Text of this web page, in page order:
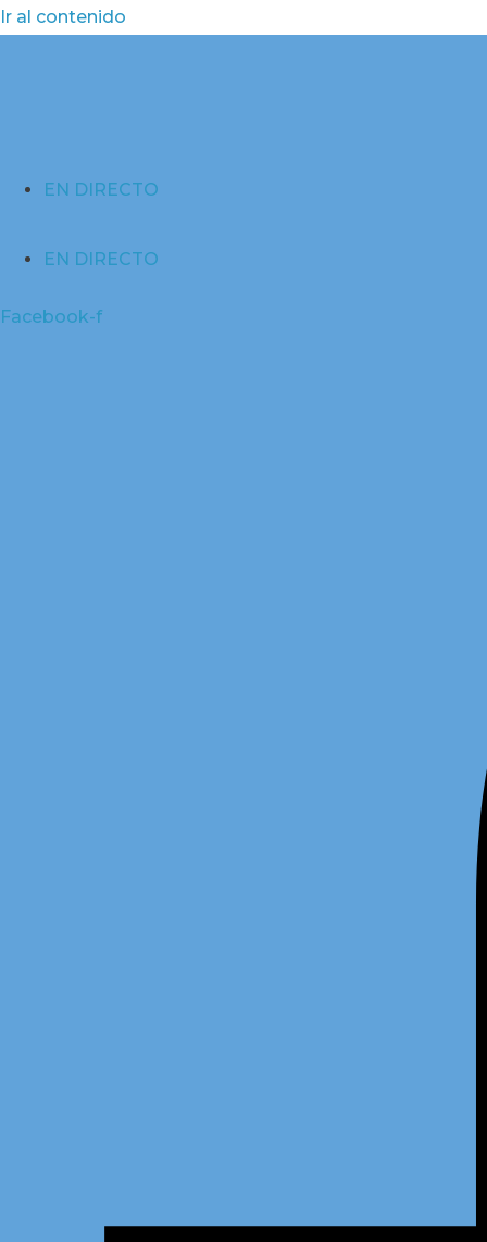
Ir al contenido
EN DIRECTO
EN DIRECTO
Facebook-f